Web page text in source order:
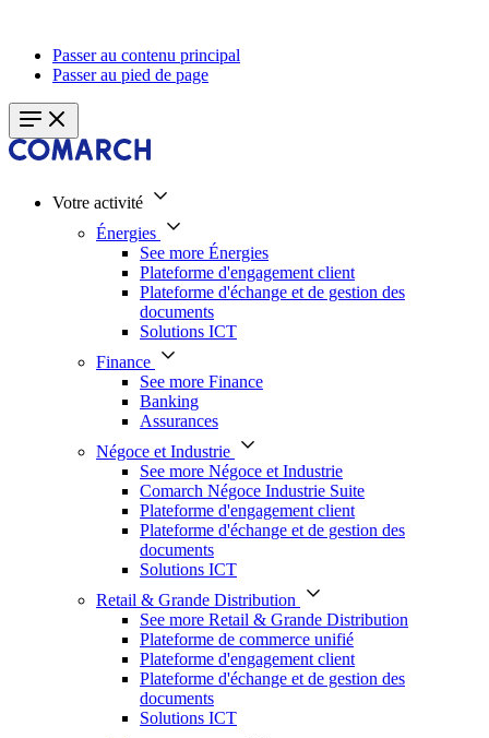
Passer au contenu principal
Passer au pied de page
Votre activité
Énergies
See more Énergies
Plateforme d'engagement client
Plateforme d'échange et de gestion des
documents
Solutions ICT
Finance
See more Finance
Banking
Assurances
Négoce et Industrie
See more Négoce et Industrie
Comarch Négoce Industrie Suite
Plateforme d'engagement client
Plateforme d'échange et de gestion des
documents
Solutions ICT
Retail & Grande Distribution
See more Retail & Grande Distribution
Plateforme de commerce unifié
Plateforme d'engagement client
Plateforme d'échange et de gestion des
documents
Solutions ICT